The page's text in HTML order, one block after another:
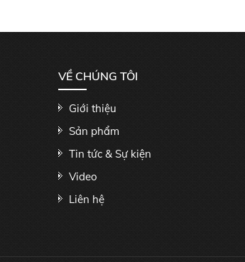
VỀ CHÚNG TÔI
Giới thiệu
Sản phẩm
Tin tức & Sự kiện
Video
Liên hệ